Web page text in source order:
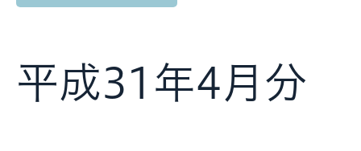
平成31年4月分